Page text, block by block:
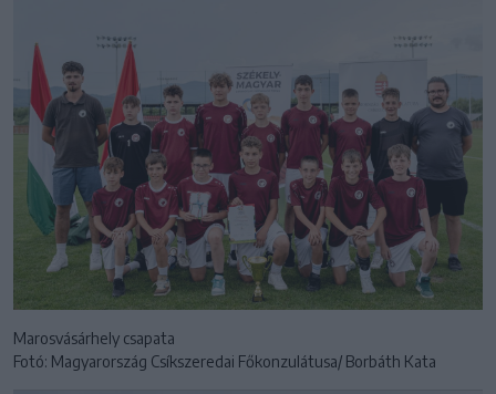
Marosvásárhely csapata
Fotó: Magyarország Csíkszeredai Főkonzulátusa/ Borbáth Kata